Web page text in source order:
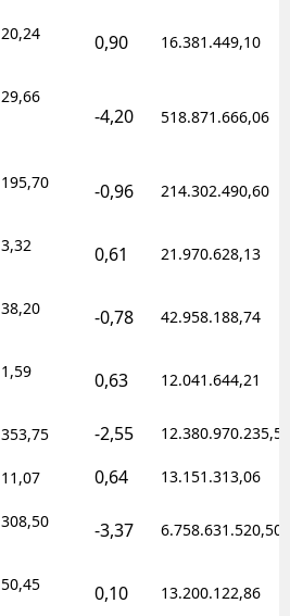
20,24 0,90 16.381.449,10
29,66
-4,20 518.871.666,06
195,70 -0,96 214.302.490,60
3,32 0,61 21.970.628,13
38,20 -0,78 42.958.188,74
1,59 0,63 12.041.644,21
353,75 -2,55 12.380.970.235,50
11,07 0,64 13.151.313,06
308,50 -3,37 6.758.631.520,50
50,45 0,10 13.200.122,86